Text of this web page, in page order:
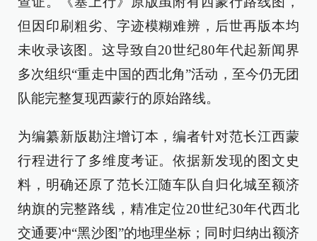
但因印刷粗劣、字迹模糊难辨，后世再版本均
未收录该图。这导致自20世纪80年代起新闻界
多次组织“重走中国的西北角”活动，至今仍无团
队能完整复现西蒙行的原始路线。
为编纂新版勘注增订本，编者针对范长江西蒙
行程进行了多维度考证。依据新发现的图文史
料，明确还原了范长江随车队自归化城至额济
纳旗的完整路线，精准定位20世纪30年代西北
交通要冲“黑沙图”的地理坐标；同时归纳出额济